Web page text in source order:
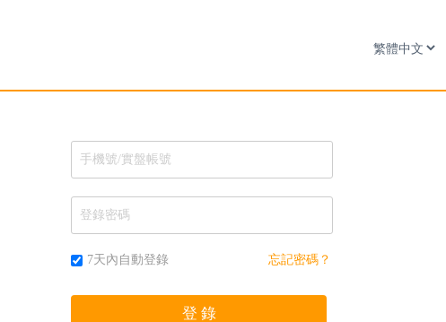
7天內自動登錄 忘記密碼？